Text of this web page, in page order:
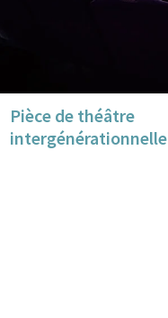
Pièce de théâtre
intergénérationnelle